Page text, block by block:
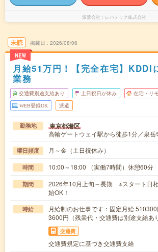
派遣会社 レバテック株式会社
未読
NEW
掲載日 2026/08/06
月給51万円！【完全在宅】KDDI
業務
交通費別途支給あり 土日祝日が休み 在宅・リ
WEB登録OK 派遣
勤務地 東京都港区
高輪ゲートウェイ駅から徒歩1分／泉
曜日頻度 月～金（土日祝休み）
時間 10:00～18:00 （実働7時間）休憩60
期間
2026年10月上旬～長期 ※スタート日
始OK！
時給
月給制のお仕事です：固定月給
3600円（残業代・交通費は別途支給あ
交通費
交通費規定に基づき交通費支給